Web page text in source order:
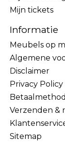
Mijn tickets
Informatie
Meubels op
Algemene
Disclaimer
Privacy Policy
Verzenden &
Sitemap